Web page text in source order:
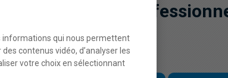
1: Activités
informations qui nous permettent
contenus vidéo, d’analyser les
votre choix en sélectionnant